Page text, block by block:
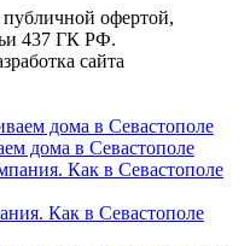
офертой,
437 ГК РФ.
сайта
дома в Севастополе
Как в Севастополе